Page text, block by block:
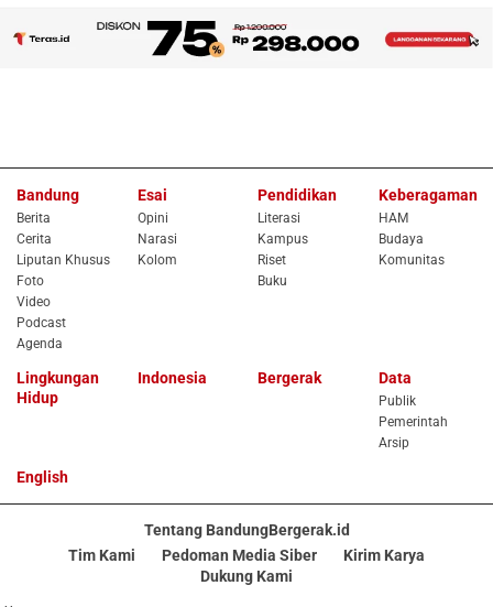
Bandung
Berita
Cerita
Liputan Khusus
Foto
Video
Podcast
Agenda
Esai
Opini
Narasi
Kolom
Pendidikan
Literasi
Kampus
Riset
Buku
Keberagaman
HAM
Budaya
Komunitas
Lingkungan
Hidup
Indonesia Bergerak Data
Publik
Pemerintah
Arsip
English
Tentang BandungBergerak.id
Tim Kami
Pedoman Media Siber
Kirim Karya
Dukung Kami